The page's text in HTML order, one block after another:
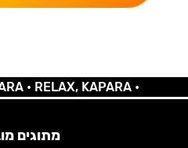
RELAX, KAPARA •
מתוגים